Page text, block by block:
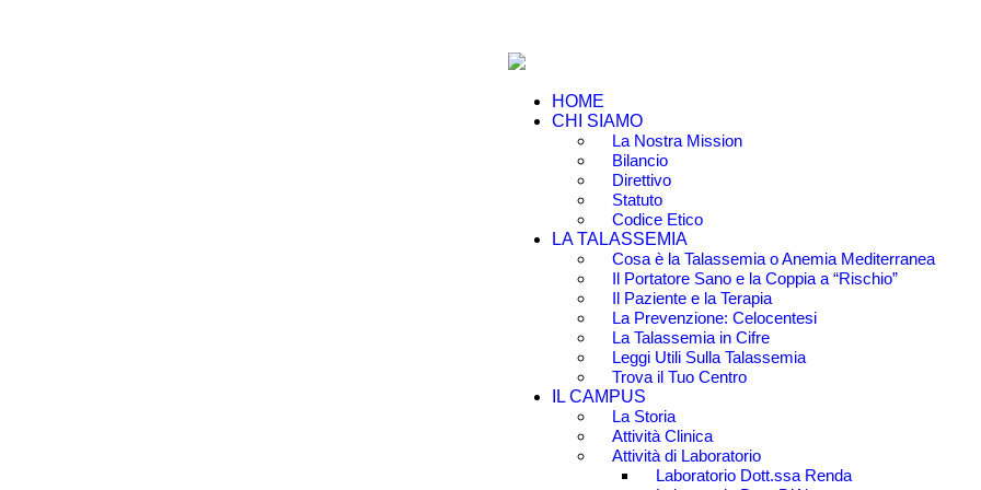
HOME
CHI SIAMO
La Nostra Mission
Bilancio
Direttivo
Statuto
Codice Etico
LA TALASSEMIA
Cosa è la Talassemia o Anemia Mediterranea
Il Portatore Sano e la Coppia a “Rischio”
Il Paziente e la Terapia
La Prevenzione: Celocentesi
La Talassemia in Cifre
Leggi Utili Sulla Talassemia
Trova il Tuo Centro
IL CAMPUS
La Storia
Attività Clinica
Attività di Laboratorio
Laboratorio Dott.ssa Renda